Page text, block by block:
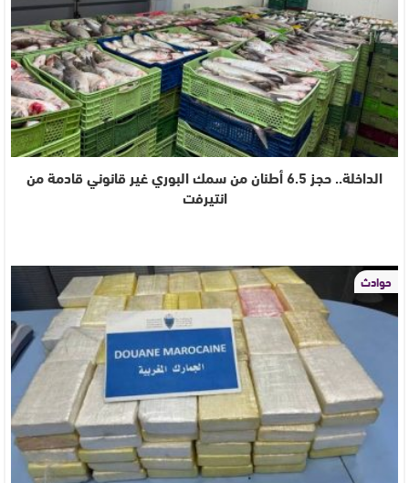
الداخلة.. حجز 6.5 أطنان من سمك البوري غير قانوني قادمة من
انتيرفت
حوادث